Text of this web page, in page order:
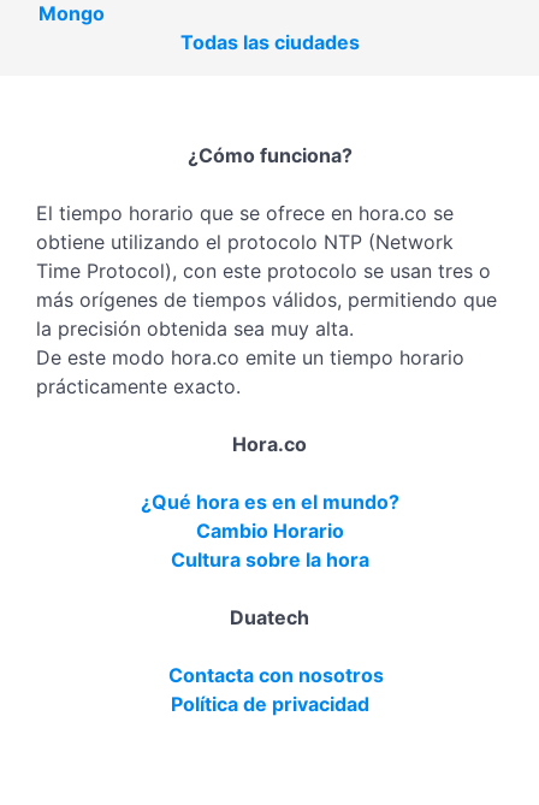
Mongo
Todas las ciudades
¿Cómo funciona?
El tiempo horario que se ofrece en hora.co se
obtiene utilizando el protocolo NTP (Network
Time Protocol), con este protocolo se usan tres o
más orígenes de tiempos válidos, permitiendo que
la precisión obtenida sea muy alta.
De este modo hora.co emite un tiempo horario
prácticamente exacto.
Hora.co
¿Qué hora es en el mundo?
Cambio Horario
Cultura sobre la hora
Duatech
Contacta con nosotros
Política de privacidad